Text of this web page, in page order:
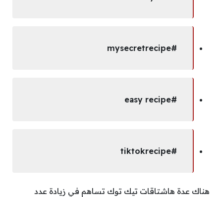
#mysecretrecipe
#easy recipe
#tiktokrecipe
هناك عدة هاشتاقات تيك توك تساهم في زيادة عدد